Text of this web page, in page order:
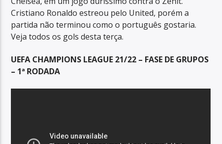
Cristiano Ronaldo estreou pelo United, porém a
partida não terminou como o português gostaria.
Veja todos os gols desta terça.
UEFA CHAMPIONS LEAGUE 21/22 – FASE DE GRUPOS
– 1ª RODADA